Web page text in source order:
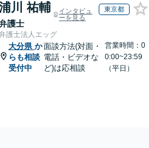
川 祐輔
護士
インタビュ
ーを見る
東京都
護士法人エッグ
大分県 か
らも相談
受付中
面談方法(対面・
電話・ビデオな
ど)は応相談
営業時間：0
0:00~23:59
（平日）